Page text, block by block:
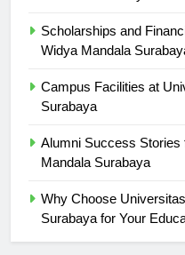
Scholarships and
Campus Facilities at
Alumni Success Stories
Why Choose